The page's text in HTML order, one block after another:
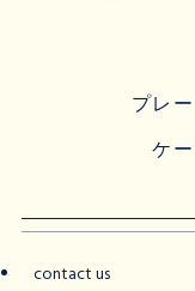
プレ
ケ
contact us